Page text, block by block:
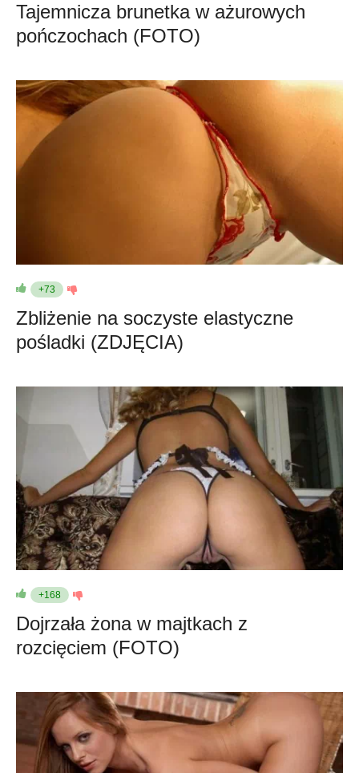
Tajemnicza brunetka w ażurowych
pończochach (FOTO)
+73
Zbliżenie na soczyste elastyczne
pośladki (ZDJĘCIA)
+168
Dojrzała żona w majtkach z
rozcięciem (FOTO)